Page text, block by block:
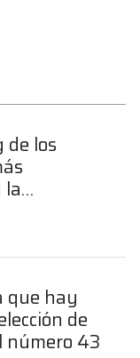
de los
que hay
de
número 43